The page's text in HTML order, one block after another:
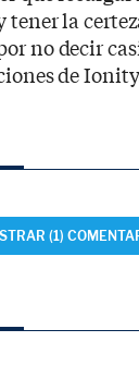
tener la
no decir
de
(1)